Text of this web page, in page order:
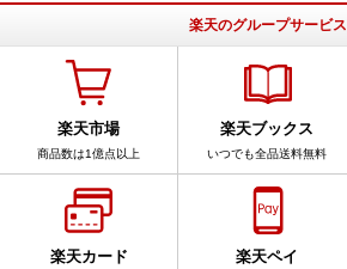
楽天のグループサービス
楽天市場
商品数は1億点以上
楽天ブックス
いつでも全品送料無料
楽天カード 楽天ペイ